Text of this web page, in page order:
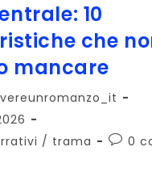
10
che
mancare
/ trama 0